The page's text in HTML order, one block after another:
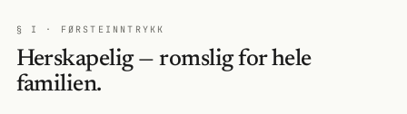
§ I · FØRSTEINNTRYKK
Herskapelig — romslig for hele
familien.